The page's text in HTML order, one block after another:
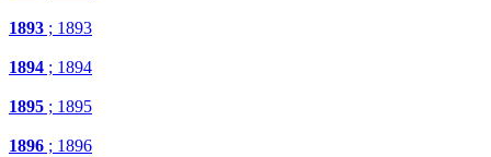
1893 ; 1893
1894 ; 1894
1895 ; 1895
1896 ; 1896